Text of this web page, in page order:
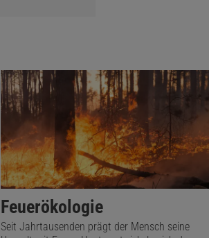
Feuerökologie
Seit Jahrtausenden prägt der Mensch seine